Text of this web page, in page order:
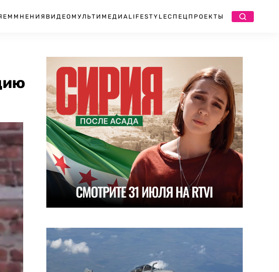
МНЕНИЯ ВИДЕО МУЛЬТИМЕДИА LIFESTYLEСПЕЦПРОЕКТЫ